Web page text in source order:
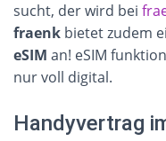
sucht, der wird bei
fraenk bietet zudem
eSIM an! eSIM
nur voll digital.
Handyvertrag